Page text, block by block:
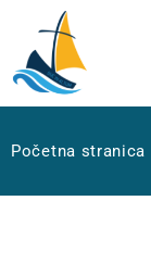
Početna stranica